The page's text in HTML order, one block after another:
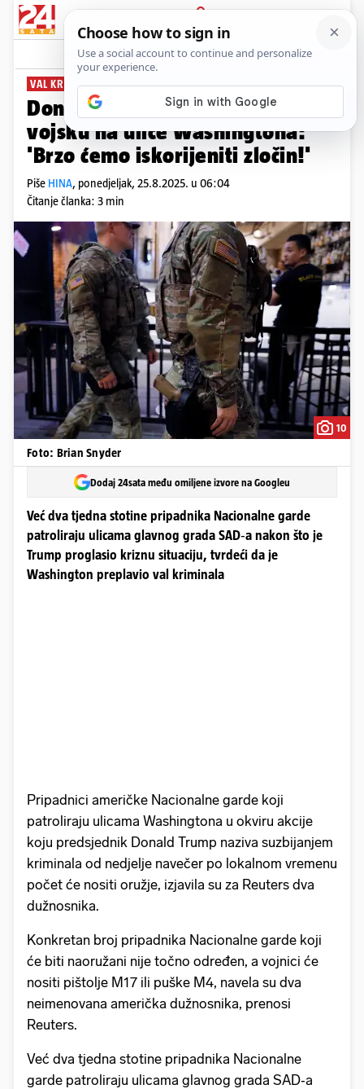
PRIJAVA
News Komentari
VAL KRIMINALA
Donald Trump šalje naoružanu
vojsku na ulice Washingtona:
'Brzo ćemo iskorijeniti zločin!'
Piše HINA, ponedjeljak, 25.8.2025. u 06:04
Čitanje članka: 3 min
10
Foto: Brian Snyder
Dodaj 24sata među omiljene izvore na Googleu
Već dva tjedna stotine pripadnika Nacionalne garde
patroliraju ulicama glavnog grada SAD‑a nakon što je
Trump proglasio kriznu situaciju, tvrdeći da je
Washington preplavio val kriminala
Pripadnici američke Nacionalne garde koji
patroliraju ulicama Washingtona u okviru akcije
koju predsjednik Donald Trump naziva suzbijanjem
kriminala od nedjelje navečer po lokalnom vremenu
počet će nositi oružje, izjavila su za Reuters dva
dužnosnika.
Konkretan broj pripadnika Nacionalne garde koji
će biti naoružani nije točno određen, a vojnici će
nositi pištolje M17 ili puške M4, navela su dva
neimenovana američka dužnosnika, prenosi
Reuters.
Već dva tjedna stotine pripadnika Nacionalne
garde patroliraju ulicama glavnog grada SAD‑a